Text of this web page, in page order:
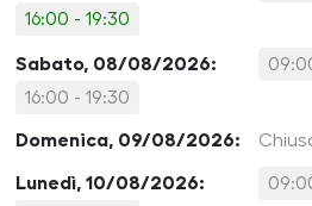
16:00 - 19:30
Sabato, 08/08/2026:
16:00 - 19:30
Domenica, 09/08/2026:
Lunedì, 10/08/2026: